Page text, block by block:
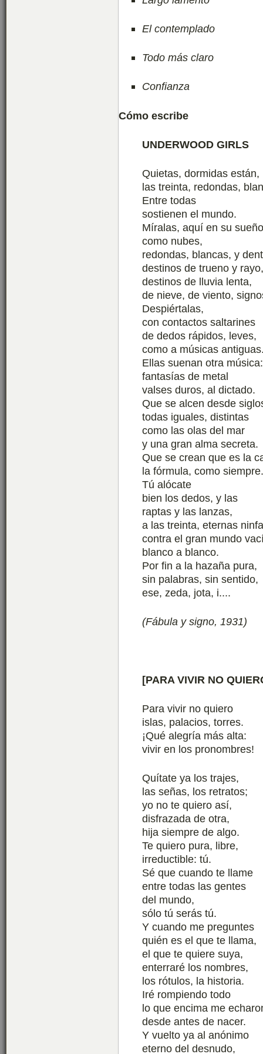
El contemplado
Todo más claro
Confianza
Cómo escribe
UNDERWOOD GIRLS
Quietas, dormidas están,
las treinta, redondas,
Entre todas
sostienen el mundo.
Míralas, aquí en su
como nubes,
redondas, blancas, y
destinos de trueno y rayo,
destinos de lluvia lenta,
de nieve, de viento,
Despiértalas,
con contactos saltarines
de dedos rápidos, leves,
como a músicas
Ellas suenan otra música:
fantasías de metal
valses duros, al dictado.
Que se alcen desde
todas iguales, distintas
como las olas del mar
y una gran alma secreta.
Que se crean que es la
la fórmula, como siempre.
Tú alócate
bien los dedos, y las
raptas y las lanzas,
a las treinta, eternas
contra el gran mundo
blanco a blanco.
Por fin a la hazaña pura,
sin palabras, sin sentido,
ese, zeda, jota, i....
(Fábula y signo, 1931)
[PARA VIVIR NO
Para vivir no quiero
islas, palacios, torres.
¡Qué alegría más alta:
vivir en los pronombres!
Quítate ya los trajes,
las señas, los retratos;
yo no te quiero así,
disfrazada de otra,
hija siempre de algo.
Te quiero pura, libre,
irreductible: tú.
Sé que cuando te llame
entre todas las gentes
del mundo,
sólo tú serás tú.
Y cuando me preguntes
quién es el que te llama,
el que te quiere suya,
enterraré los nombres,
los rótulos, la historia.
Iré rompiendo todo
lo que encima me
desde antes de nacer.
Y vuelto ya al anónimo
eterno del desnudo,